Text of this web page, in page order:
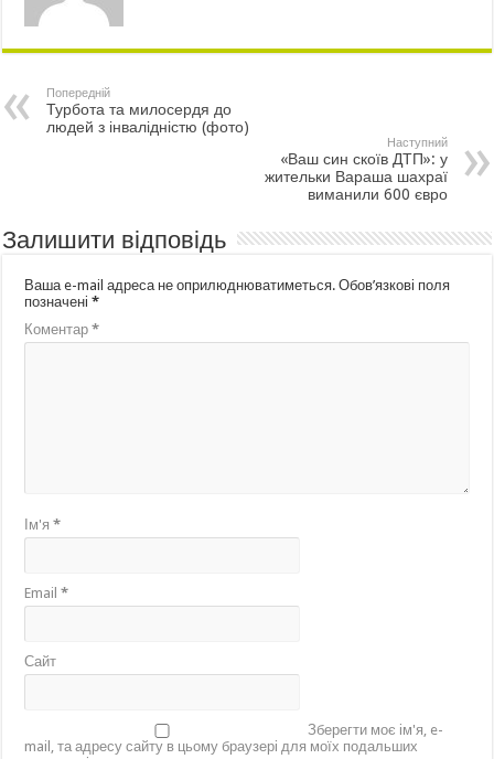
Попередній
Турбота та милосердя до
людей з інвалідністю (фото)
Наступний
«Ваш син скоїв ДТП»: у
жительки Вараша шахраї
виманили 600 євро
Залишити відповідь
Ваша e-mail адреса не оприлюднюватиметься. Обов’язкові поля
позначені*
Коментар*
Ім'я*
Email*
Сайт
Зберегти моє ім'я, e-
mail, та адресу сайту в цьому браузері для моїх подальших